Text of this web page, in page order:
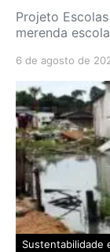
Projeto
merenda
6 de agosto de
Sustentabilidade